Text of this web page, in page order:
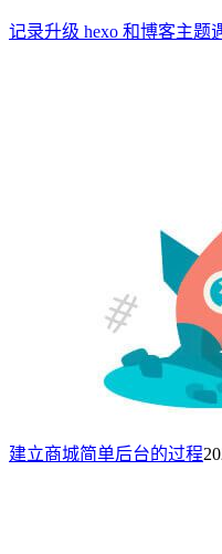
记录升级 hexo 和博客主题
建立商城简单后台的过程